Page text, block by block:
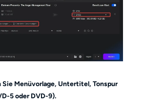
Menüvorlage, Untertitel, Tonspur
5 oder DVD-9).